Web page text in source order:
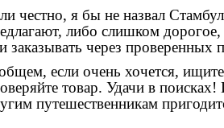
честно, я бы не назвал
либо слишком
заказывать через проверенных
если очень хочется, ищите
товар. Удачи в
путешественникам